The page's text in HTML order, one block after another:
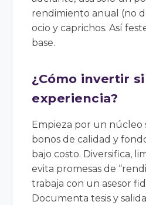
rendimiento anual (no
ocio y caprichos. Así
base.
¿Cómo invertir
experiencia?
Empieza por un núcleo
bonos de calidad y
bajo costo. Diversifica,
evita promesas de
trabaja con un asesor
Documenta tesis y